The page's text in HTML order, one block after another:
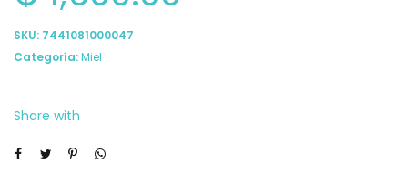
SKU: 7441081000047
Categoría:Miel
Share with